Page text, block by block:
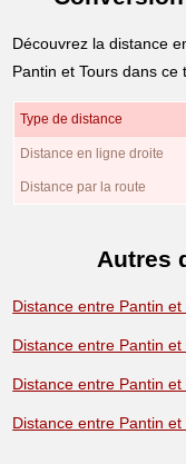
Découvrez la distance
Pantin et Tours dans ce
Type de distance
Distance en ligne droite
Distance par la route
Autres
Distance entre Pantin et
Distance entre Pantin et
Distance entre Pantin et
Distance entre Pantin et